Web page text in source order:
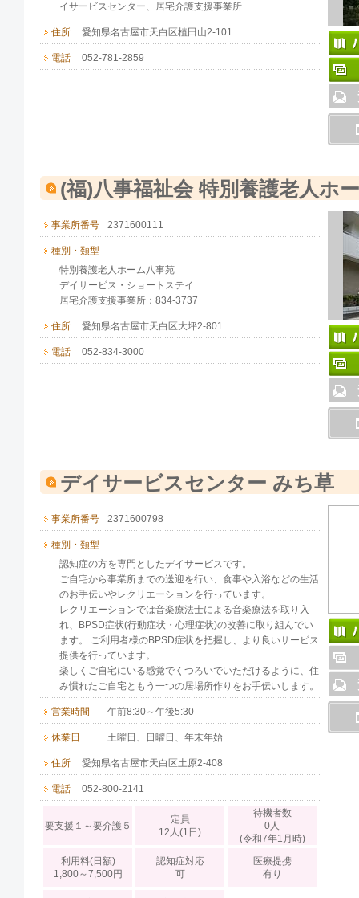
イサービスセンター、居宅介護支援事業所
住所 愛知県名古屋市天白区植田山2-101
電話 052-781-2859
(福)八事福祉会 特別養護老人ホ
事業所番号 2371600111
種別・類型
特別養護老人ホーム八事苑
デイサービス・ショートステイ
居宅介護支援事業所：834-3737
住所 愛知県名古屋市天白区大坪2-801
電話 052-834-3000
デイサービスセンター みち草
事業所番号 2371600798
種別・類型
認知症の方を専門としたデイサービスです。
ご自宅から事業所までの送迎を行い、食事や入浴などの生活
のお手伝いやレクリエーションを行っています。
レクリエーションでは音楽療法士による音楽療法を取り入
れ、BPSD症状(行動症状・心理症状)の改善に取り組んでい
ます。 ご利用者様のBPSD症状を把握し、より良いサービス
提供を行っています。
楽しくご自宅にいる感覚でくつろいでいただけるように、住
み慣れたご自宅ともう一つの居場所作りをお手伝いします。
営業時間 午前8:30～午後5:30
休業日 土曜日、日曜日、年末年始
住所 愛知県名古屋市天白区土原2-408
電話 052-800-2141
要支援１～要介護５
定員
12人(1日)
待機者数
0人
(令和7年1月時)
利用料(日額)
1,800～7,500円
認知症対応
可
医療提携
有り